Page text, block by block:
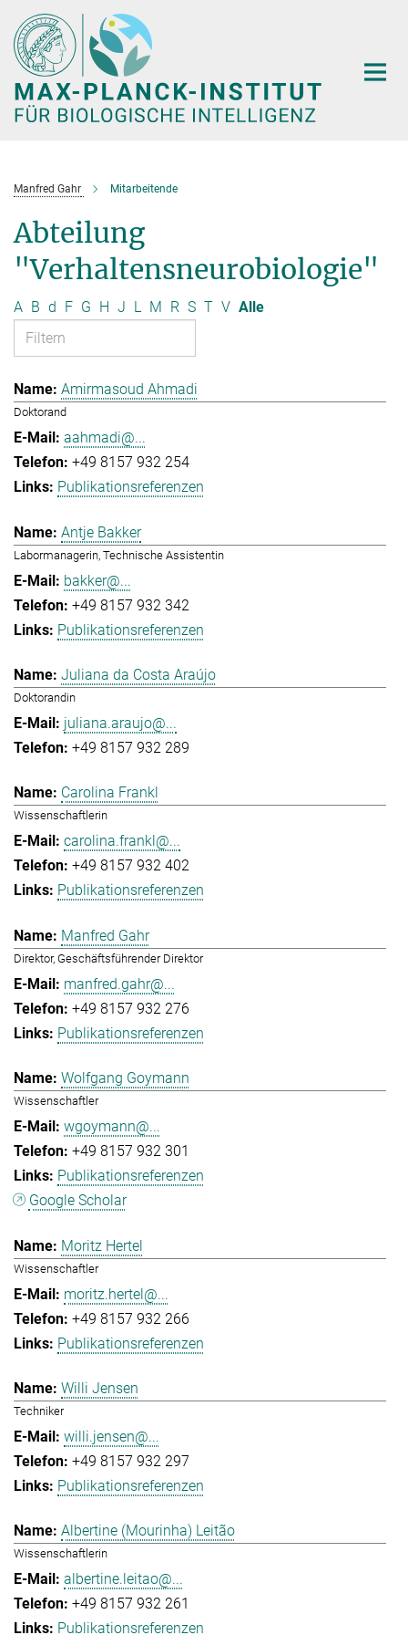
Hauptinhalt
Manfred Gahr Mitarbeitende
Abteilung
"Verhaltensneurobiologie"
A B d F G H J L M R S T V Alle
Amirmasoud Ahmadi
Doktorand
aahmadi@...
+49 8157 932 254
Publikationsreferenzen
Antje Bakker
Labormanagerin, Technische Assistentin
bakker@...
+49 8157 932 342
Publikationsreferenzen
Juliana da Costa Araújo
Doktorandin
juliana.araujo@...
+49 8157 932 289
Carolina Frankl
Wissenschaftlerin
carolina.frankl@...
+49 8157 932 402
Publikationsreferenzen
Manfred Gahr
Direktor, Geschäftsführender Direktor
manfred.gahr@...
+49 8157 932 276
Publikationsreferenzen
Wolfgang Goymann
Wissenschaftler
wgoymann@...
+49 8157 932 301
Publikationsreferenzen
Google Scholar
Moritz Hertel
Wissenschaftler
moritz.hertel@...
+49 8157 932 266
Publikationsreferenzen
Willi Jensen
Techniker
willi.jensen@...
+49 8157 932 297
Publikationsreferenzen
Albertine (Mourinha) Leitão
Wissenschaftlerin
albertine.leitao@...
+49 8157 932 261
Publikationsreferenzen